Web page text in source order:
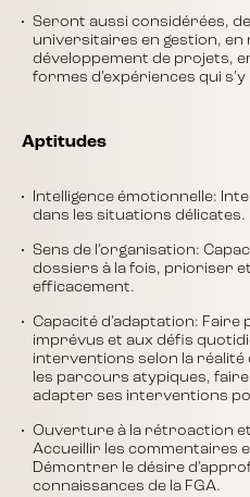
Seront aussi considérées,
universitaires en gestion,
développement de projets,
formes d’expériences qui
Aptitudes
Intelligence émotionnelle:
dans les situations délicates.
Sens de l’organisation:
dossiers à la fois, prioriser
efficacement.
Capacité d’adaptation: Faire
imprévus et aux défis
interventions selon la
les parcours atypiques, faire
adapter ses interventions
Ouverture à la rétroaction
Accueillir les commentaires
Démontrer le désire
connaissances de la FGA.